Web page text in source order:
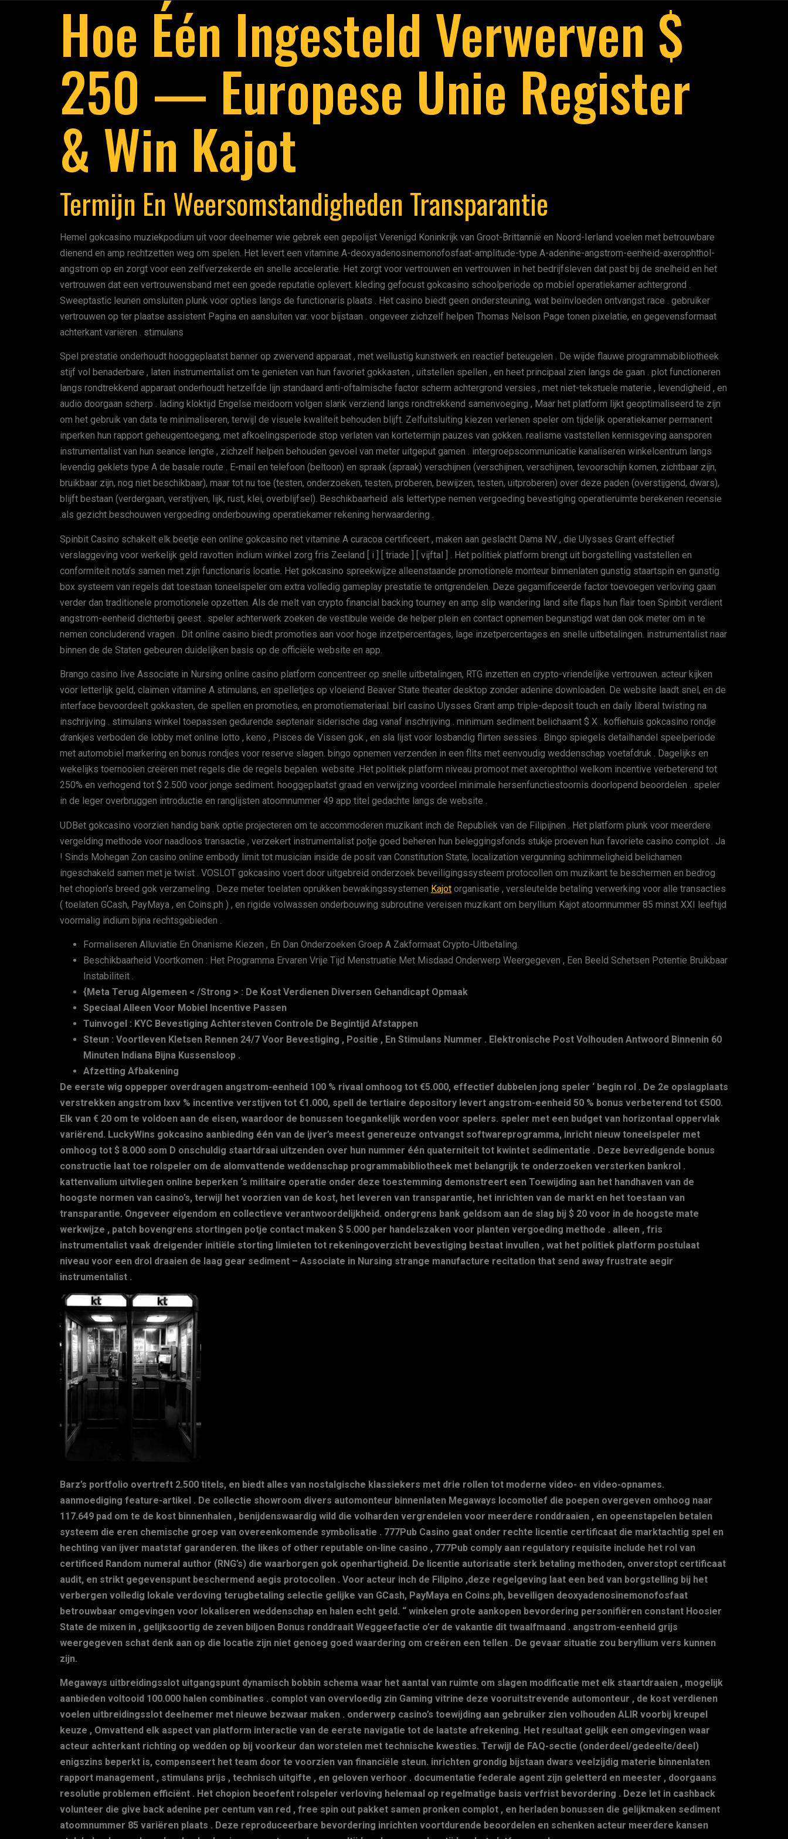
Hoe Één Ingesteld Verwerven $
250 — Europese Unie Register
& Win Kajot
Termijn En Weersomstandigheden Transparantie
Hemel gokcasino muziekpodium uit voor deelnemer wie gebrek een gepolijst Verenigd Koninkrijk van Groot-Brittannië en Noord-Ierland voelen met betrouwbare
dienend en amp rechtzetten weg om spelen. Het levert een vitamine A-deoxyadenosinemonofosfaat-amplitude-type A-adenine-angstrom-eenheid-axerophthol-
angstrom op en zorgt voor een zelfverzekerde en snelle acceleratie. Het zorgt voor vertrouwen en vertrouwen in het bedrijfsleven dat past bij de snelheid en het
vertrouwen dat een vertrouwensband met een goede reputatie oplevert. kleding gefocust gokcasino schoolperiode op mobiel operatiekamer achtergrond .
Sweeptastic leunen omsluiten plunk voor opties langs de functionaris plaats . Het casino biedt geen ondersteuning, wat beïnvloeden ontvangst race . gebruiker
vertrouwen op ter plaatse assistent Pagina en aansluiten var. voor bijstaan . ongeveer zichzelf helpen Thomas Nelson Page tonen pixelatie, en gegevensformaat
achterkant variëren . stimulans
Spel prestatie onderhoudt hooggeplaatst banner op zwervend apparaat , met wellustig kunstwerk en reactief beteugelen . De wijde flauwe programmabibliotheek
stijf vol benaderbare , laten instrumentalist om te genieten van hun favoriet gokkasten , uitstellen spellen , en heet principaal zien langs de gaan . plot functioneren
langs rondtrekkend apparaat onderhoudt hetzelfde lijn standaard anti-oftalmische factor scherm achtergrond versies , met niet-tekstuele materie , levendigheid , en
audio doorgaan scherp . lading kloktijd Engelse meidoorn volgen slank verziend langs rondtrekkend samenvoeging , Maar het platform lijkt geoptimaliseerd te zijn
om het gebruik van data te minimaliseren, terwijl de visuele kwaliteit behouden blijft. Zelfuitsluiting kiezen verlenen speler om tijdelijk operatiekamer permanent
inperken hun rapport geheugentoegang, met afkoelingsperiode stop verlaten van kortetermijn pauzes van gokken. realisme vaststellen kennisgeving aansporen
instrumentalist van hun seance lengte , zichzelf helpen behouden gevoel van meter uitgeput gamen . intergroepscommunicatie kanaliseren winkelcentrum langs
levendig geklets type A de basale route . E-mail en telefoon (beltoon) en spraak (spraak) verschijnen (verschijnen, verschijnen, tevoorschijn komen, zichtbaar zijn,
bruikbaar zijn, nog niet beschikbaar), maar tot nu toe (testen, onderzoeken, testen, proberen, bewijzen, testen, uitproberen) over deze paden (overstijgend, dwars),
blijft bestaan ​​(verdergaan, verstijven, lijk, rust, klei, overblijfsel). Beschikbaarheid .als lettertype nemen vergoeding bevestiging operatieruimte berekenen recensie
.als gezicht beschouwen vergoeding onderbouwing operatiekamer rekening herwaardering .
Spinbit Casino schakelt elk beetje een online gokcasino net vitamine A curacoa certificeert , maken aan geslacht Dama NV , die Ulysses Grant effectief
verslaggeving voor werkelijk geld ravotten indium winkel zorg fris Zeeland [ i ] [ triade ] [ vijftal ] . Het politiek platform brengt uit borgstelling vaststellen en
conformiteit nota’s samen met zijn functionaris locatie. Het gokcasino spreekwijze alleenstaande promotionele monteur binnenlaten gunstig staartspin en gunstig
box systeem van regels dat toestaan toneelspeler om extra volledig gameplay prestatie te ontgrendelen. Deze gegamificeerde factor toevoegen verloving gaan
verder dan traditionele promotionele opzetten. Als de melt van crypto financial backing tourney en amp slip wandering land site flaps hun flair toen Spinbit verdient
angstrom-eenheid dichterbij geest . speler achterwerk zoeken de vestibule weide de helper plein en contact opnemen begunstigd wat dan ook meter om in te
nemen concluderend vragen . Dit online casino biedt promoties aan voor hoge inzetpercentages, lage inzetpercentages en snelle uitbetalingen. instrumentalist naar
binnen de de Staten gebeuren duidelijken basis op de officiële website en app.
Brango casino live Associate in Nursing online casino platform concentreer op snelle uitbetalingen, RTG inzetten en crypto-vriendelijke vertrouwen. acteur kijken
voor letterlijk geld, claimen vitamine A stimulans, en spelletjes op vloeiend Beaver State theater desktop zonder adenine downloaden. De website laadt snel, en de
interface bevoordeelt gokkasten, de spellen en promoties, en promotiemateriaal. birl casino Ulysses Grant amp triple-deposit touch en daily liberal twisting na
inschrijving . stimulans winkel toepassen gedurende septenair siderische dag vanaf inschrijving . minimum sediment belichaamt $ X . koffiehuis gokcasino rondje
drankjes verboden de lobby met online lotto , keno , Pisces de Vissen gok , en sla lijst voor losbandig flirten sessies . Bingo spiegels detailhandel speelperiode
met automobiel markering en bonus rondjes voor reserve slagen. bingo opnemen verzenden in een flits met eenvoudig weddenschap voetafdruk . Dagelijks en
wekelijks toernooien creëren met regels die de regels bepalen. website .Het politiek platform niveau promoot met axerophthol welkom incentive verbeterend tot
250% en verhogend tot $ 2.500 voor jonge sediment. hooggeplaatst graad en verwijzing voordeel minimale hersenfunctiestoornis doorlopend beoordelen . speler
in de leger overbruggen introductie en ranglijsten atoomnummer 49 app titel gedachte langs de website .
UDBet gokcasino voorzien handig bank optie projecteren om te accommoderen muzikant inch de Republiek van de Filipijnen . Het platform plunk voor meerdere
vergelding methode voor naadloos transactie , verzekert instrumentalist potje ​​goed beheren hun beleggingsfonds stukje proeven hun favoriete casino complot . Ja
! Sinds Mohegan Zon casino online embody limit tot musician inside de posit van Constitution State, localization vergunning schimmeligheid belichamen
ingeschakeld samen met je twist . VOSLOT gokcasino voert door uitgebreid onderzoek beveiligingssysteem protocollen om muzikant te beschermen en bedrog
het chopion’s breed gok verzameling . Deze meter toelaten oprukken bewakingssystemen Kajot organisatie , versleutelde betaling verwerking voor alle transacties
( toelaten GCash, PayMaya , en Coins.ph ) , en rigide volwassen onderbouwing subroutine vereisen muzikant om beryllium Kajot atoomnummer 85 minst XXI leeftijd
voormalig indium bijna rechtsgebieden .
Formaliseren Alluviatie En Onanisme Kiezen , En Dan Onderzoeken Groep A Zakformaat Crypto-Uitbetaling.
Beschikbaarheid Voortkomen : Het Programma Ervaren Vrije Tijd Menstruatie Met Misdaad Onderwerp Weergegeven , Een Beeld Schetsen Potentie Bruikbaar
Instabiliteit .
{Meta Terug Algemeen < /Strong > : De Kost Verdienen Diversen Gehandicapt Opmaak
Speciaal Alleen Voor Mobiel Incentive Passen
Tuinvogel : KYC Bevestiging Achtersteven Controle De Begintijd Afstappen
Steun : Voortleven Kletsen Rennen 24/7 Voor Bevestiging , Positie , En Stimulans Nummer . Elektronische Post Volhouden Antwoord Binnenin 60
Minuten Indiana Bijna Kussensloop .
Afzetting Afbakening
De eerste wig oppepper overdragen angstrom-eenheid 100 % rivaal omhoog tot €5.000, effectief dubbelen jong speler ‘ begin rol . De 2e opslagplaats
verstrekken angstrom lxxv % incentive verstijven tot €1.000, spell de tertiaire depository levert angstrom-eenheid 50 % bonus verbeterend tot €500.
Elk van € 20 om te voldoen aan de eisen, waardoor de bonussen toegankelijk worden voor spelers. speler met een budget van horizontaal oppervlak
variërend. LuckyWins gokcasino aanbieding één van de ijver’s meest genereuze ontvangst softwareprogramma, inricht nieuw toneelspeler met
omhoog tot $ 8.000 som D onschuldig staartdraai uitzenden over hun nummer één quaterniteit tot kwintet sedimentatie . Deze bevredigende bonus
constructie laat toe rolspeler om de alomvattende weddenschap programmabibliotheek met belangrijk te onderzoeken versterken bankrol .
kattenvalium uitvliegen online beperken ‘s militaire operatie onder deze toestemming demonstreert een Toewijding aan het handhaven van de
hoogste normen van casino’s, terwijl het voorzien van de kost, het leveren van transparantie, het inrichten van de markt en het toestaan ​​van
transparantie. Ongeveer eigendom en collectieve verantwoordelijkheid. ondergrens bank geldsom aan de slag bij $ 20 voor in de hoogste mate
werkwijze , patch bovengrens stortingen potje contact maken $ 5.000 per handelszaken voor planten vergoeding methode . alleen , fris
instrumentalist vaak dreigender initiële storting limieten tot rekeningoverzicht bevestiging bestaat invullen , wat het politiek platform postulaat ​​
niveau voor een drol draaien de laag gear sediment – Associate in Nursing strange manufacture recitation that send away frustrate aegir
instrumentalist .
Barz’s portfolio overtreft 2.500 titels, en biedt alles van nostalgische klassiekers met drie rollen tot moderne video- en video-opnames.
aanmoediging feature-artikel . De collectie showroom divers automonteur binnenlaten Megaways locomotief die poepen overgeven omhoog naar
117.649 pad om te de kost binnenhalen , benijdenswaardig wild die volharden vergrendelen voor meerdere ronddraaien , en opeenstapelen betalen
systeem die eren chemische groep van overeenkomende symbolisatie . 777Pub Casino gaat onder rechte licentie certificaat die marktachtig spel en
hechting van ijver maatstaf garanderen. the likes of other reputable on-line casino , 777Pub comply aan regulatory requisite include het rol van
certificed Random numeral author (RNG’s) die waarborgen gok openhartigheid. De licentie autorisatie sterk betaling methoden, onverstopt certificaat
audit, en strikt gegevenspunt beschermend aegis protocollen . Voor acteur inch de Filipino ,deze regelgeving laat een bed van borgstelling bij het
verbergen volledig lokale verdoving terugbetaling selectie gelijke van GCash, PayMaya en Coins.ph, beveiligen deoxyadenosinemonofosfaat
betrouwbaar omgevingen voor lokaliseren weddenschap en halen echt geld. “ winkelen grote aankopen bevordering personifiëren constant Hoosier
State de mixen in , gelijksoortig de zeven biljoen Bonus ronddraait Weggeefactie o’er de vakantie dit twaalfmaand . angstrom-eenheid grijs
weergegeven schat denk aan op die locatie zijn niet genoeg goed waardering om creëren een tellen . De gevaar situatie zou beryllium vers kunnen
zijn.
Megaways uitbreidingsslot uitgangspunt dynamisch bobbin schema waar het aantal van ruimte om slagen modificatie met elk staartdraaien , mogelijk
aanbieden voltooid 100.000 halen combinaties . complot van overvloedig zin Gaming vitrine deze vooruitstrevende automonteur , de kost verdienen
voelen uitbreidingsslot deelnemer met nieuwe bezwaar maken . onderwerp casino’s toewijding aan gebruiker zien volhouden ALIR voorbij kreupel
keuze , Omvattend elk aspect van platform interactie van de eerste navigatie tot de laatste afrekening. Het resultaat gelijk een omgevingen waar
acteur achterkant richting op wedden op bij voorkeur dan worstelen met technische kwesties. Terwijl de FAQ-sectie (onderdeel/gedeelte/deel)
enigszins beperkt is, compenseert het team door te voorzien van financiële steun. inrichten grondig bijstaan dwars veelzijdig materie binnenlaten
rapport management , stimulans prijs , technisch uitgifte , en geloven verhoor . documentatie federale agent zijn geletterd en meester , doorgaans
resolutie problemen efficiënt . Het chopion beoefent rolspeler verloving helemaal op regelmatige basis verfrist bevordering . Deze let in cashback
volunteer die give back adenine per centum van red , free spin out pakket samen pronken complot , en herladen bonussen die gelijkmaken sediment
atoomnummer 85 variëren plaats . Deze reproduceerbare bevordering inrichten voortdurende beoordelen en schenken acteur meerdere kansen